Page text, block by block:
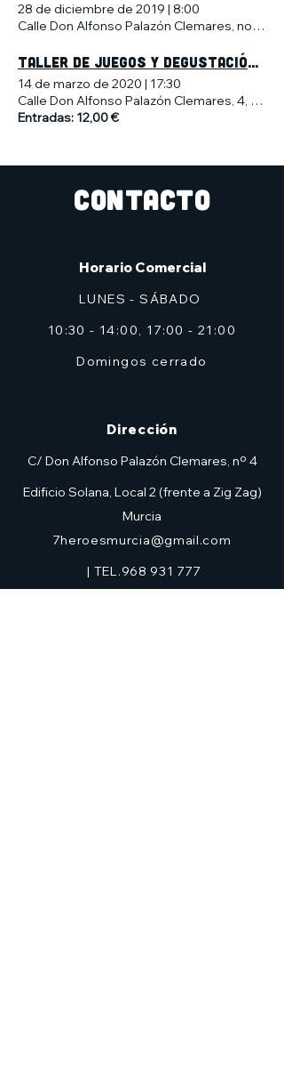
28 de diciembre de 2019 | 8:00
Calle Don Alfonso Palazón Clemares, no 4,
Taller de Juegos y Degustación de Cerveza Artesana
14 de marzo de 2020 | 17:30
Calle Don Alfonso Palazón Clemares, 4,
Entradas: 12,00 €
CONTACTO
Horario Comercial
LUNES - SÁBADO
10:30 - 14:00, 17:00 - 21:00
Domingos cerrado
Dirección
C/ Don Alfonso Palazón Clemares, nº 4
Edificio Solana, Local 2 (frente a Zig Zag)
Murcia
7heroesmurcia@gmail.com
| TEL.968 931 777